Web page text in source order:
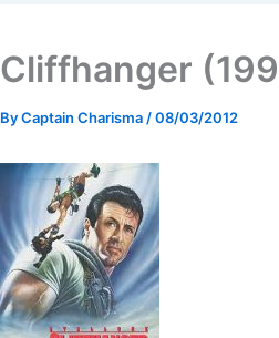
Cliffhanger
ByCaptain Charisma/08/03/2012